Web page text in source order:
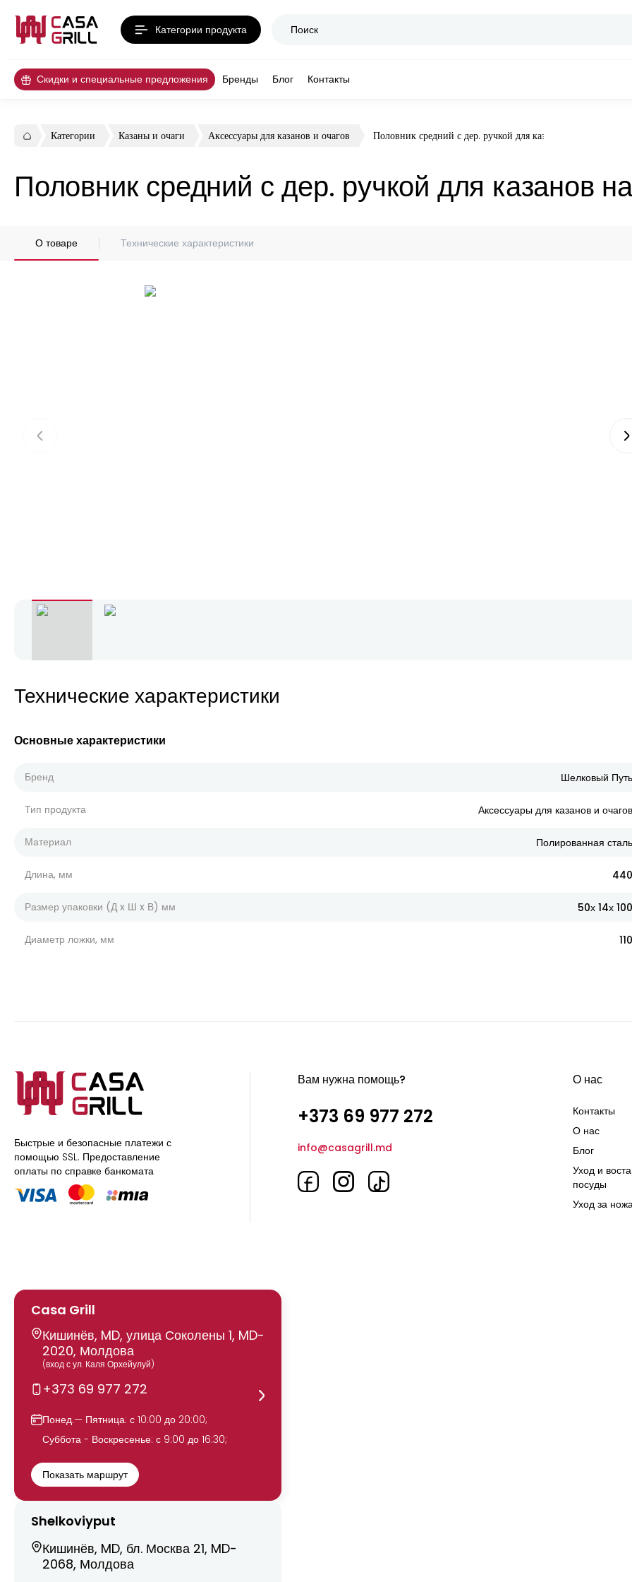
Категории продукта
Скидки и специальные предложения Бренды Блог Контакты
Категории Казаны и очаги Аксессуары для казанов и очагов Половник средний с дер. ручкой для казанов на 12-22 литров
Половник средний с дер. ручкой для казанов
О товаре Технические характеристики
Технические характеристики
Основные характеристики
Бренд Шелковый Путь
Тип продукта Аксессуары для казанов и очагов
Материал Полированная сталь
Длина, мм 440
Размер упаковки (Д x Ш x В) мм 50х 14х 100
Диаметр ложки, мм 110
Быстрые и безопасные платежи с
помощью SSL. Предоставление
оплаты по справке банкомата
Вам нужна помощь?
+373 69 977 272
info@casagrill.md
О нас
Контакты
О нас
Блог
Уход и
посуды
Уход за
Casa Grill
Кишинёв, MD, улица Соколены 1, MD-
2020, Молдова
(вход с ул. Каля Орхейулуй)
+373 69 977 272
Понед.— Пятница: с 10:00 до 20:00;
Суббота - Воскресенье: с 9:00 до 16:30;
Показать маршрут
Shelkoviyput
Кишинёв, MD, бл. Москва 21, MD-
2068, Молдова